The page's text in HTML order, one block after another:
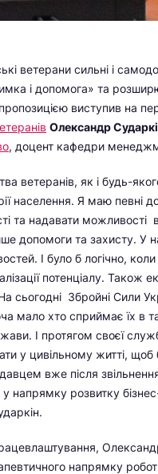
ветерани сильні і
і допомога» та
виступив на
Олександр
, доцент кафедри
ветеранів, як і будь-
населення. Я маю певні
та надавати можливості
допомоги та захисту. У
І було б логічно,
потенціалу. Також
сьогодні Збройні Сили
мало хто сприймає їх в
І протягом своєї
у цивільному житті,
вже після
напрямку розвитку
напрямку